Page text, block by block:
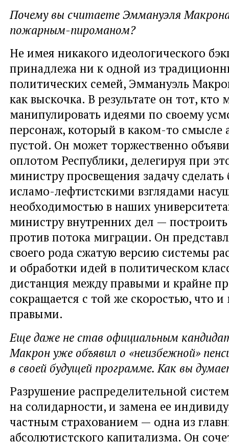
Почему вы считаете Эммануэля
пожарным-пироманом?
Не имея никакого идеологического
принадлежа ни к одной из
политических семей, Эммануэль
как выскочка. В результате он тот, кто
манипулировать идеями по своему
персонаж, который в каком-то смысле
пустой. Он может торжественно
оплотом Республики, делегируя при
министру просвещения задачу сделать
исламо-лефтистскими взглядами
необходимостью в наших
министру внутренних дел —
против потока миграции. Он
своего рода сжатую версию системы
и обработки идей в политическом
дистанция между правыми и крайне
сокращается с той же скоростью, что
правыми.
Еще даже не став официальным
Макрон уже объявил о «неизбежной»
в своей будущей программе. Как вы
Разрушение распределительной
на солидарности, и замена ее
частным страхованием — одна из
абсолютистского капитализма. Он